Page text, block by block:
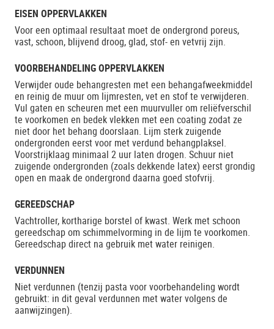
EISEN OPPERVLAKKEN
Voor een optimaal resultaat moet de ondergrond poreus,
vast, schoon, blijvend droog, glad, stof- en vetvrij zijn.
VOORBEHANDELING OPPERVLAKKEN
Verwijder oude behangresten met een behangafweekmiddel
en reinig de muur om lijmresten, vet en stof te verwijderen.
Vul gaten en scheuren met een muurvuller om reliëfverschil
te voorkomen en bedek vlekken met een coating zodat ze
niet door het behang doorslaan. Lijm sterk zuigende
ondergronden eerst voor met verdund behangplaksel.
Voorstrijklaag minimaal 2 uur laten drogen. Schuur niet
zuigende ondergronden (zoals dekkende latex) eerst grondig
open en maak de ondergrond daarna goed stofvrij.
GEREEDSCHAP
Vachtroller, kortharige borstel of kwast. Werk met schoon
gereedschap om schimmelvorming in de lijm te voorkomen.
Gereedschap direct na gebruik met water reinigen.
VERDUNNEN
Niet verdunnen (tenzij pasta voor voorbehandeling wordt
gebruikt: in dit geval verdunnen met water volgens de
aanwijzingen).